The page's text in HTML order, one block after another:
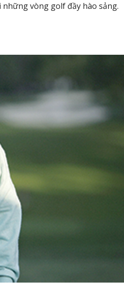
vòng golf đầy hào sảng.